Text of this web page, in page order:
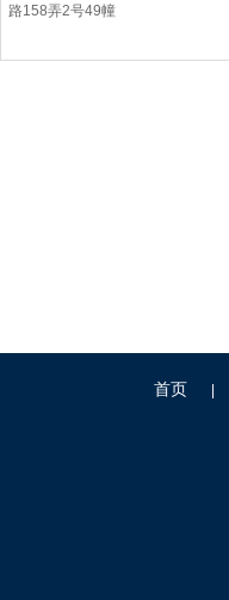
路158弄2号49幢
首页